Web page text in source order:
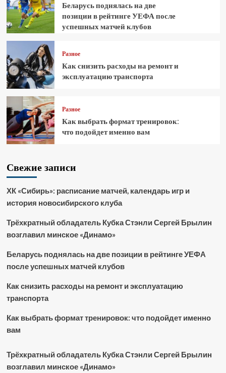
Беларусь поднялась на две
позиции в рейтинге УЕФА после
успешных матчей клубов
Разное
Как снизить расходы на ремонт и
эксплуатацию транспорта
Разное
Как выбрать формат тренировок:
что подойдет именно вам
Свежие записи
ХК «Сибирь»: расписание матчей, календарь игр и
история новосибирского клуба
Трёхкратный обладатель Кубка Стэнли Сергей Брылин
возглавил минское «Динамо»
Беларусь поднялась на две позиции в рейтинге УЕФА
после успешных матчей клубов
Как снизить расходы на ремонт и эксплуатацию
транспорта
Как выбрать формат тренировок: что подойдет именно
вам
Трёхкратный обладатель Кубка Стэнли Сергей Брылин
возглавил минское «Динамо»